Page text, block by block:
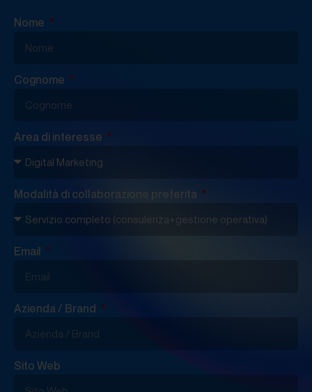
Nome
Cognome
Area di interesse
Modalità di collaborazione preferita
Email
Azienda / Brand
Sito Web